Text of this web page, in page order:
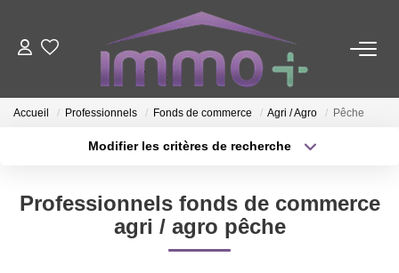
ACHETER
LOUER
FAIRE GÉRER
ESTIMER
Accueil Professionnels Fonds de commerce Agri / Agro Pêche
Modifier les critères de recherche
Type de bien
Surface min
Professionnels fonds de commerce
agri / agro pêche